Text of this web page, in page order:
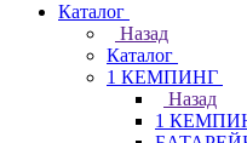
Каталог
Назад
Каталог
1 КЕМПИНГ
Назад
1